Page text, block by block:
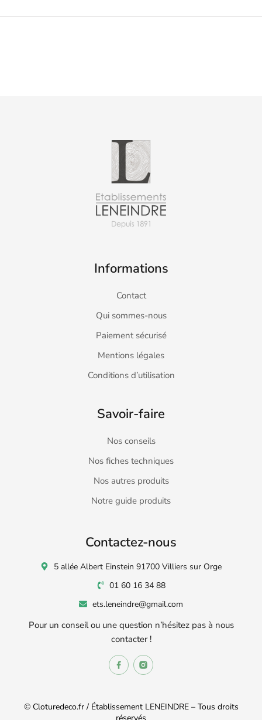
Informations
Contact
Qui sommes-nous
Paiement sécurisé
Mentions légales
Conditions d’utilisation
Savoir-faire
Nos conseils
Nos fiches techniques
Nos autres produits
Notre guide produits
Contactez-nous
5 allée Albert Einstein 91700 Villiers sur Orge
01 60 16 34 88
ets.leneindre@gmail.com
Pour un conseil ou une question n’hésitez pas à nous
contacter !
© Cloturedeco.fr / Établissement LENEINDRE – Tous droits